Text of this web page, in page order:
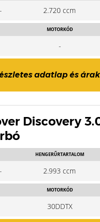
2.720 ccm
MOTORKÓD
-
adatlap és árak
Discovery
HENGERŰRTARTALOM
2.993 ccm
MOTORKÓD
30DDTX